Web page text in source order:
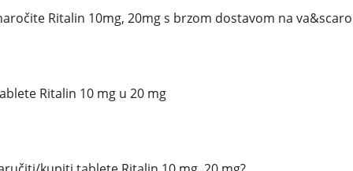
Ritalin 10mg, 20mg s brzom dostavom na
Ritalin 10 mg u 20 mg